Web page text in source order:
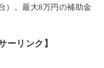
）。最大8万円の補助金
ーリンク】